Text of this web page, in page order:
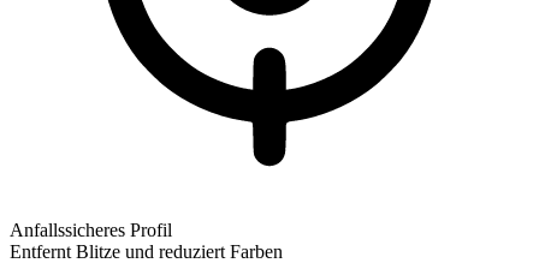
Anfallssicheres Profil
Entfernt Blitze und reduziert Farben